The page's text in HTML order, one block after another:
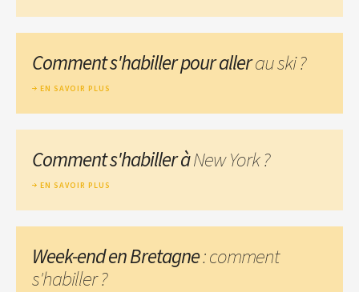
Comment s'habiller pour allerau ski ?
EN SAVOIR PLUS
Comment s'habiller àNew York ?
EN SAVOIR PLUS
Week-end en Bretagne: comment
s'habiller ?